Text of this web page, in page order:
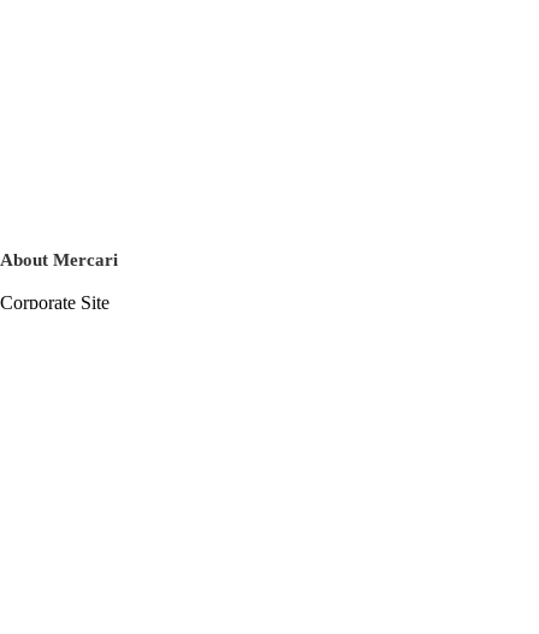
About Mercari
Corporate Site